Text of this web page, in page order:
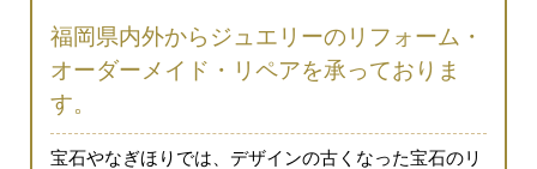
福岡県内外からジュエリーのリフォーム・
オーダーメイド・リペアを承っておりま
す。
宝石やなぎほりでは、デザインの古くなった宝石のリ